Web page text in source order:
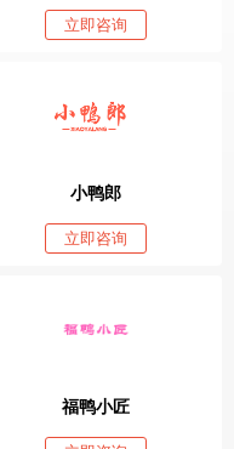
立即咨询
小鸭郎
立即咨询
福鸭小匠